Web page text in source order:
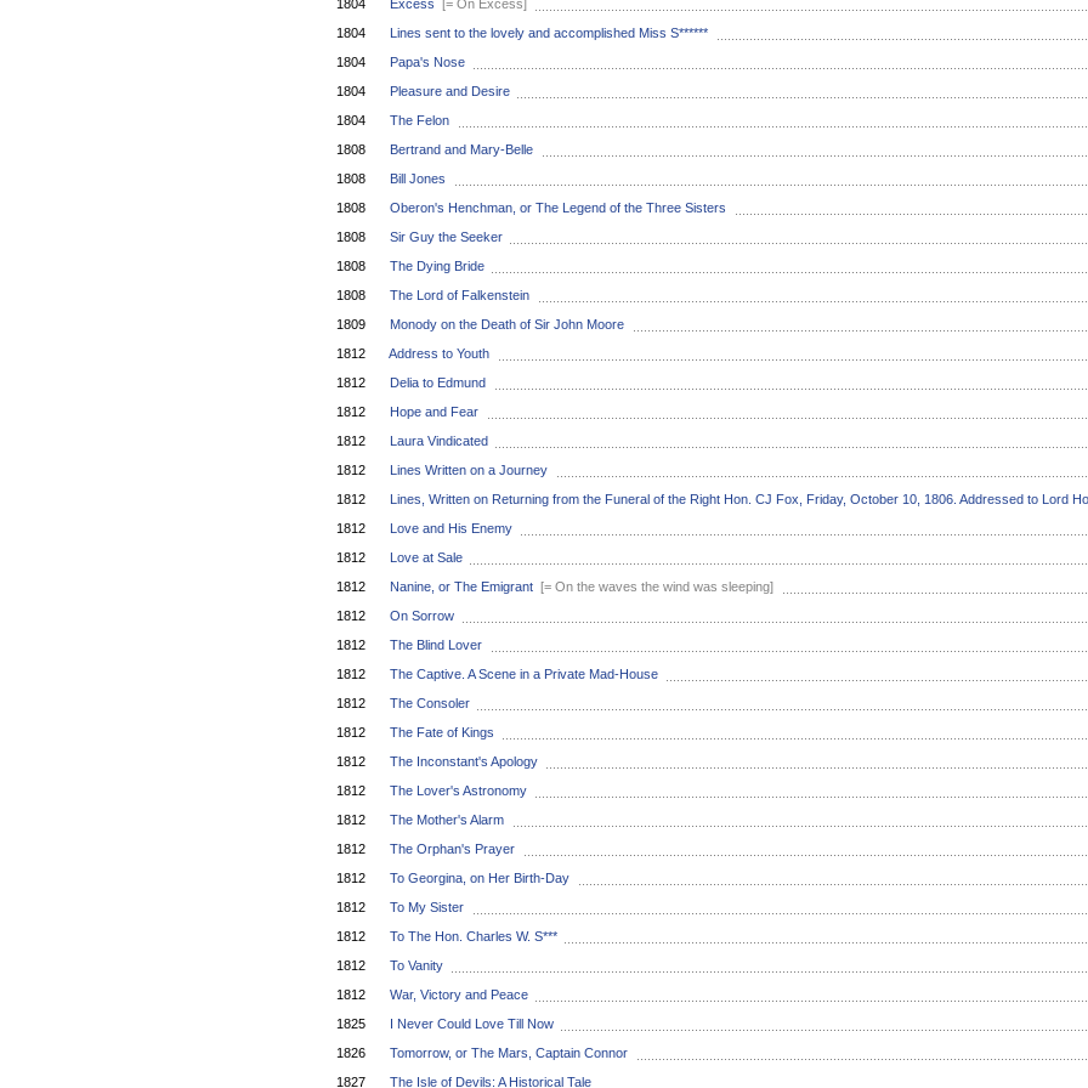
1804
Excess [= On Excess]
1804
Lines sent to the lovely and accomplished Miss S******
1804
Papa's Nose
1804
Pleasure and Desire
1804
The Felon
1808
Bertrand and Mary-Belle
1808
Bill Jones
1808
Oberon's Henchman, or The Legend of the Three Sisters
1808
Sir Guy the Seeker
1808
The Dying Bride
1808
The Lord of Falkenstein
1809
Monody on the Death of Sir John Moore
1812
Address to Youth
1812
Delia to Edmund
1812
Hope and Fear
1812
Laura Vindicated
1812
Lines Written on a Journey
1812
Lines, Written on Returning from the Funeral of the Right Hon. CJ Fox, Friday, October 10, 1806. Addressed to Lord
1812
Love and His Enemy
1812
Love at Sale
1812
Nanine, or The Emigrant [= On the waves the wind was sleeping]
1812
On Sorrow
1812
The Blind Lover
1812
The Captive. A Scene in a Private Mad-House
1812
The Consoler
1812
The Fate of Kings
1812
The Inconstant's Apology
1812
The Lover's Astronomy
1812
The Mother's Alarm
1812
The Orphan's Prayer
1812
To Georgina, on Her Birth-Day
1812
To My Sister
1812
To The Hon. Charles W. S***
1812
To Vanity
1812
War, Victory and Peace
1825
I Never Could Love Till Now
1826
Tomorrow, or The Mars, Captain Connor
1827
The Isle of Devils: A Historical Tale